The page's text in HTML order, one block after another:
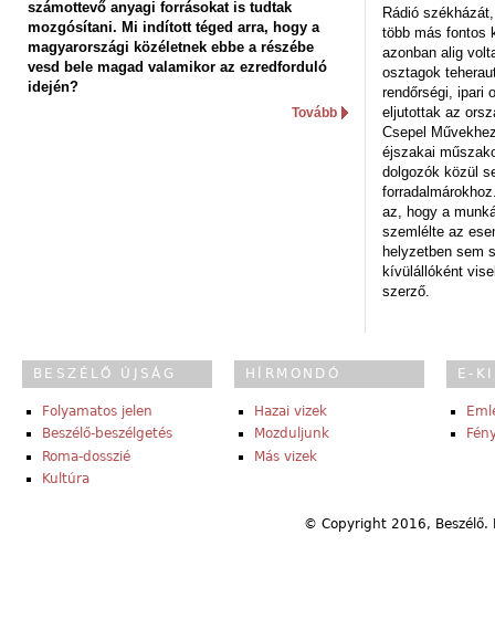
számottevő anyagi forrásokat is tudtak
mozgósítani. Mi indított téged arra, hogy a
magyarországi közéletnek ebbe a részébe
vesd bele magad valamikor az ezredforduló
idején?
Tovább
Rádió
több más fontos
azonban alig
osztagok
rendőrségi, ipari
eljutottak az
Csepel
éjszakai
dolgozók közül
az, hogy a
szemlélte az
helyzetben sem
kívülállóként
szerző.
BESZÉLŐ ÚJSÁG
Folyamatos jelen
Beszélő-beszélgetés
Roma-dosszié
Kultúra
HÍRMONDÓ
Hazai vizek
Mozduljunk
Más vizek
E-
© Copyright 2016,